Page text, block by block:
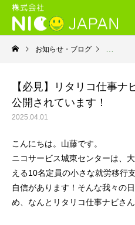
お知らせ・ブログ 就労移
【必見】リタリコ仕事
公開されています！
2025.04.01
こんにちは。山藤です。
ニコサービス城東センターは、
える10名定員の小さな就労移行
自信があります！そんな我々の
め、なんとリタリコ仕事ナビさ